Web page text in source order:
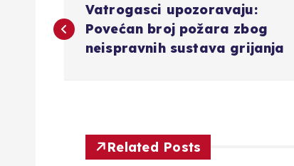
a
Vatrogasci upozoravaju:
Povećan broj požara zbog
neispravnih sustava grijanja
Related Posts